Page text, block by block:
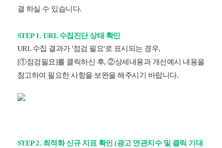
결 하실 수 있습니다.
STEP 1. URL 수집진단 상태 확인
URL 수집 결과가 '점검 필요'로 표시되는 경우,
[①점검필요]를 클릭하신 후, ②상세내용과 개선예시 내용을
참고하여 필요한 사항을 보완을 해주시기 바랍니다.
STEP 2. 최적화 신규 지표 확인 (광고 연관지수 및 클릭 기대